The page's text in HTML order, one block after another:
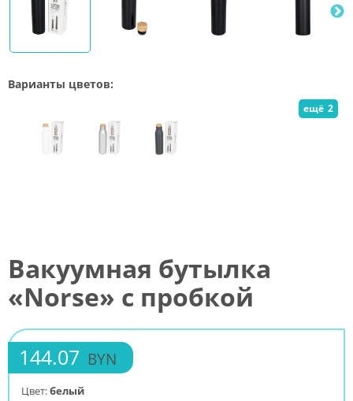
Варианты цветов:
ещё 2
Вакуумная бутылка
«Norse» с пробкой
144.07 BYN
Цвет:белый